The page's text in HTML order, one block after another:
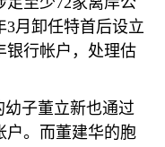
3月卸任特首后设立
银行帐户，处理估
幼子董立新也通过
户。而董建华的胞